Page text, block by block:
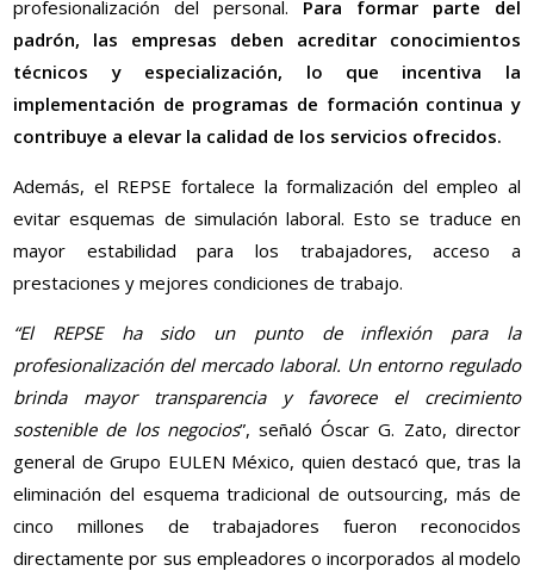
profesionalización del personal. Para formar parte del
padrón, las empresas deben acreditar conocimientos
técnicos y especialización, lo que incentiva la
implementación de programas de formación continua y
contribuye a elevar la calidad de los servicios ofrecidos.
Además, el REPSE fortalece la formalización del empleo al
evitar esquemas de simulación laboral. Esto se traduce en
mayor estabilidad para los trabajadores, acceso a
prestaciones y mejores condiciones de trabajo.
“El REPSE ha sido un punto de inflexión para la
profesionalización del mercado laboral. Un entorno regulado
brinda mayor transparencia y favorece el crecimiento
sostenible de los negocios”, señaló Óscar G. Zato, director
general de Grupo EULEN México, quien destacó que, tras la
eliminación del esquema tradicional de outsourcing, más de
cinco millones de trabajadores fueron reconocidos
directamente por sus empleadores o incorporados al modelo